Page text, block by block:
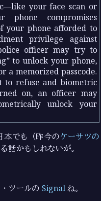
your face scan or
compromises
your phone afforded to
privilege against
officer may try to
to unlock your phone,
a memorized passcode.
refuse and biometric
on, an officer may
unlock your
本でも（昨今のケーサツの
話かもしれないが。
ツールの Signal ね。